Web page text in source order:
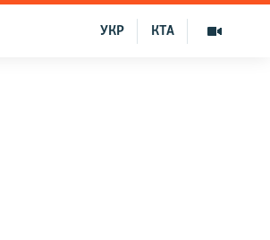
КТА
УКР